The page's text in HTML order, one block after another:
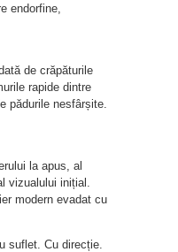
endorfine,
de crăpăturile
rapide dintre
pădurile nesfârșite.
la apus, al
vizualului inițial.
modern evadat cu
suflet. Cu direcție.